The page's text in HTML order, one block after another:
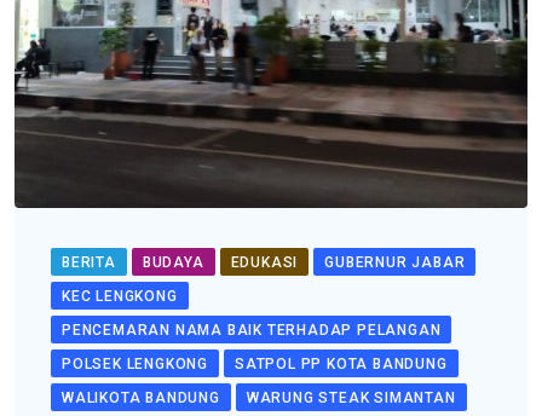
BERITA BUDAYA EDUKASI
GUBERNUR JABAR
KEC LENGKONG
PENCEMARAN NAMA BAIK TERHADAP PELANGAN
POLSEK LENGKONG
SATPOL PP KOTA BANDUNG
WALIKOTA BANDUNG
WARUNG STEAK SIMANTAN